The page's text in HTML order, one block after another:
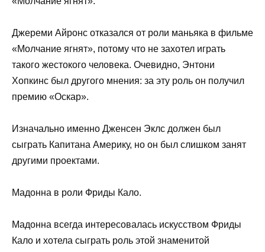
Джереми Айронс отказался от роли маньяка в фильме
«Молчание ягнят», потому что не захотел играть
такого жестокого человека. Очевидно, Энтони
Хопкинс был другого мнения: за эту роль он получил
премию «Оскар».
Изначально именно Дженсен Эклс должен был
сыграть Капитана Америку, но он был слишком занят
другими проектами.
Мадонна в роли Фриды Кало.
Мадонна всегда интересовалась искусством Фриды
Кало и хотела сыграть роль этой знаменитой